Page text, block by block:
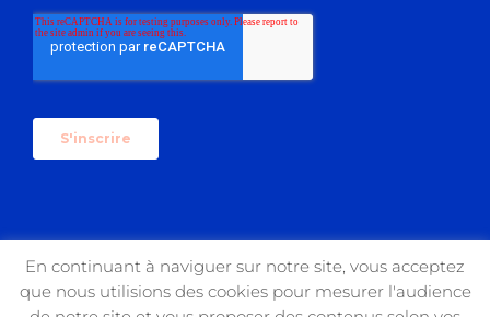
Copyright 2017 USIN'ART | All Rights Reserved
En continuant à naviguer sur notre site, vous acceptez
que nous utilisions des cookies pour mesurer l'audience